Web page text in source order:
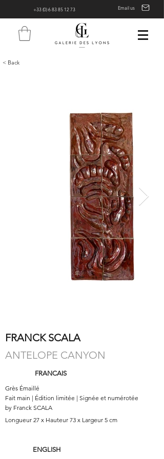
+33 (0) 6 83 85 12 73 Email us
< Back
FRANCK SCALA
ANTELOPE CANYON
FRANCAIS
Grès Émaillé
Fait main | Édition limitée | Signée et numérotée
by Franck SCALA
Longueur 27 x Hauteur 73 x Largeur 5 cm
ENGLISH